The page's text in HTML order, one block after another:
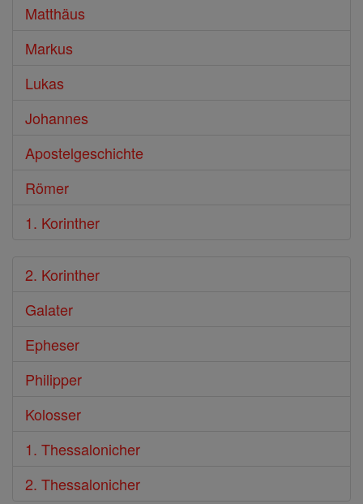
Matthäus
Markus
Lukas
Johannes
Apostelgeschichte
Römer
1. Korinther
2. Korinther
Galater
Epheser
Philipper
Kolosser
1. Thessalonicher
2. Thessalonicher